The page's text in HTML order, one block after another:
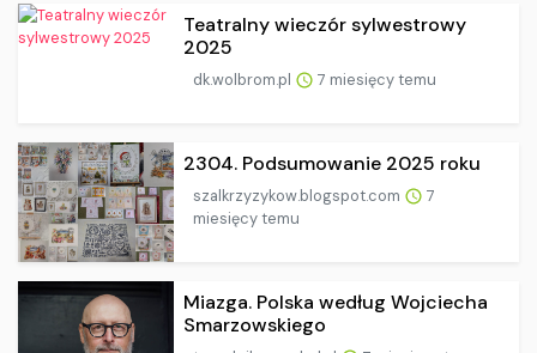
Teatralny wieczór sylwestrowy
2025
dk.wolbrom.pl 7 miesięcy temu
2304. Podsumowanie 2025 roku
szalkrzyzykow.blogspot.com
7
miesięcy temu
Miazga. Polska według Wojciecha
Smarzowskiego